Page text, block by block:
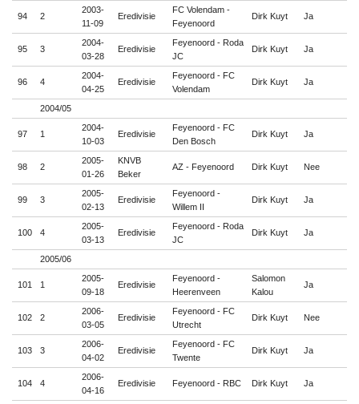
94 2
2003-
11-09
Eredivisie
FC Volendam -
Feyenoord
Dirk Kuyt Ja
95 3
2004-
03-28
Eredivisie
Feyenoord - Roda
JC
Dirk Kuyt Ja
96 4
2004-
04-25
Eredivisie
Feyenoord - FC
Volendam
Dirk Kuyt Ja
2004/05
97 1
2004-
10-03
Eredivisie
Feyenoord - FC
Den Bosch
Dirk Kuyt Ja
98 2
2005-
01-26
KNVB
Beker
AZ - Feyenoord Dirk Kuyt Nee
99 3
2005-
02-13
Eredivisie
Feyenoord -
Willem II
Dirk Kuyt Ja
100 4
2005-
03-13
Eredivisie
Feyenoord - Roda
JC
Dirk Kuyt Ja
2005/06
101 1
2005-
09-18
Eredivisie
Feyenoord -
Heerenveen
Salomon
Kalou
Ja
102 2
2006-
03-05
Eredivisie
Feyenoord - FC
Utrecht
Dirk Kuyt Nee
103 3
2006-
04-02
Eredivisie
Feyenoord - FC
Twente
Dirk Kuyt Ja
104 4
2006-
04-16
Eredivisie Feyenoord - RBC Dirk Kuyt Ja